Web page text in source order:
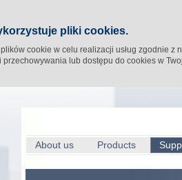
pliki cookies.
cookie w celu realizacji usług zgodnie z
przechowywania lub dostępu do cookies w
About us Products